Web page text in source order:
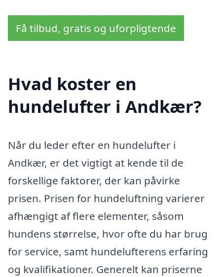
Få tilbud, gratis og uforpligtende
Hvad koster en
hundelufter i Andkær?
Når du leder efter en hundelufter i
Andkær, er det vigtigt at kende til de
forskellige faktorer, der kan påvirke
prisen. Prisen for hundeluftning varierer
afhængigt af flere elementer, såsom
hundens størrelse, hvor ofte du har brug
for service, samt hundelufterens erfaring
og kvalifikationer. Generelt kan priserne